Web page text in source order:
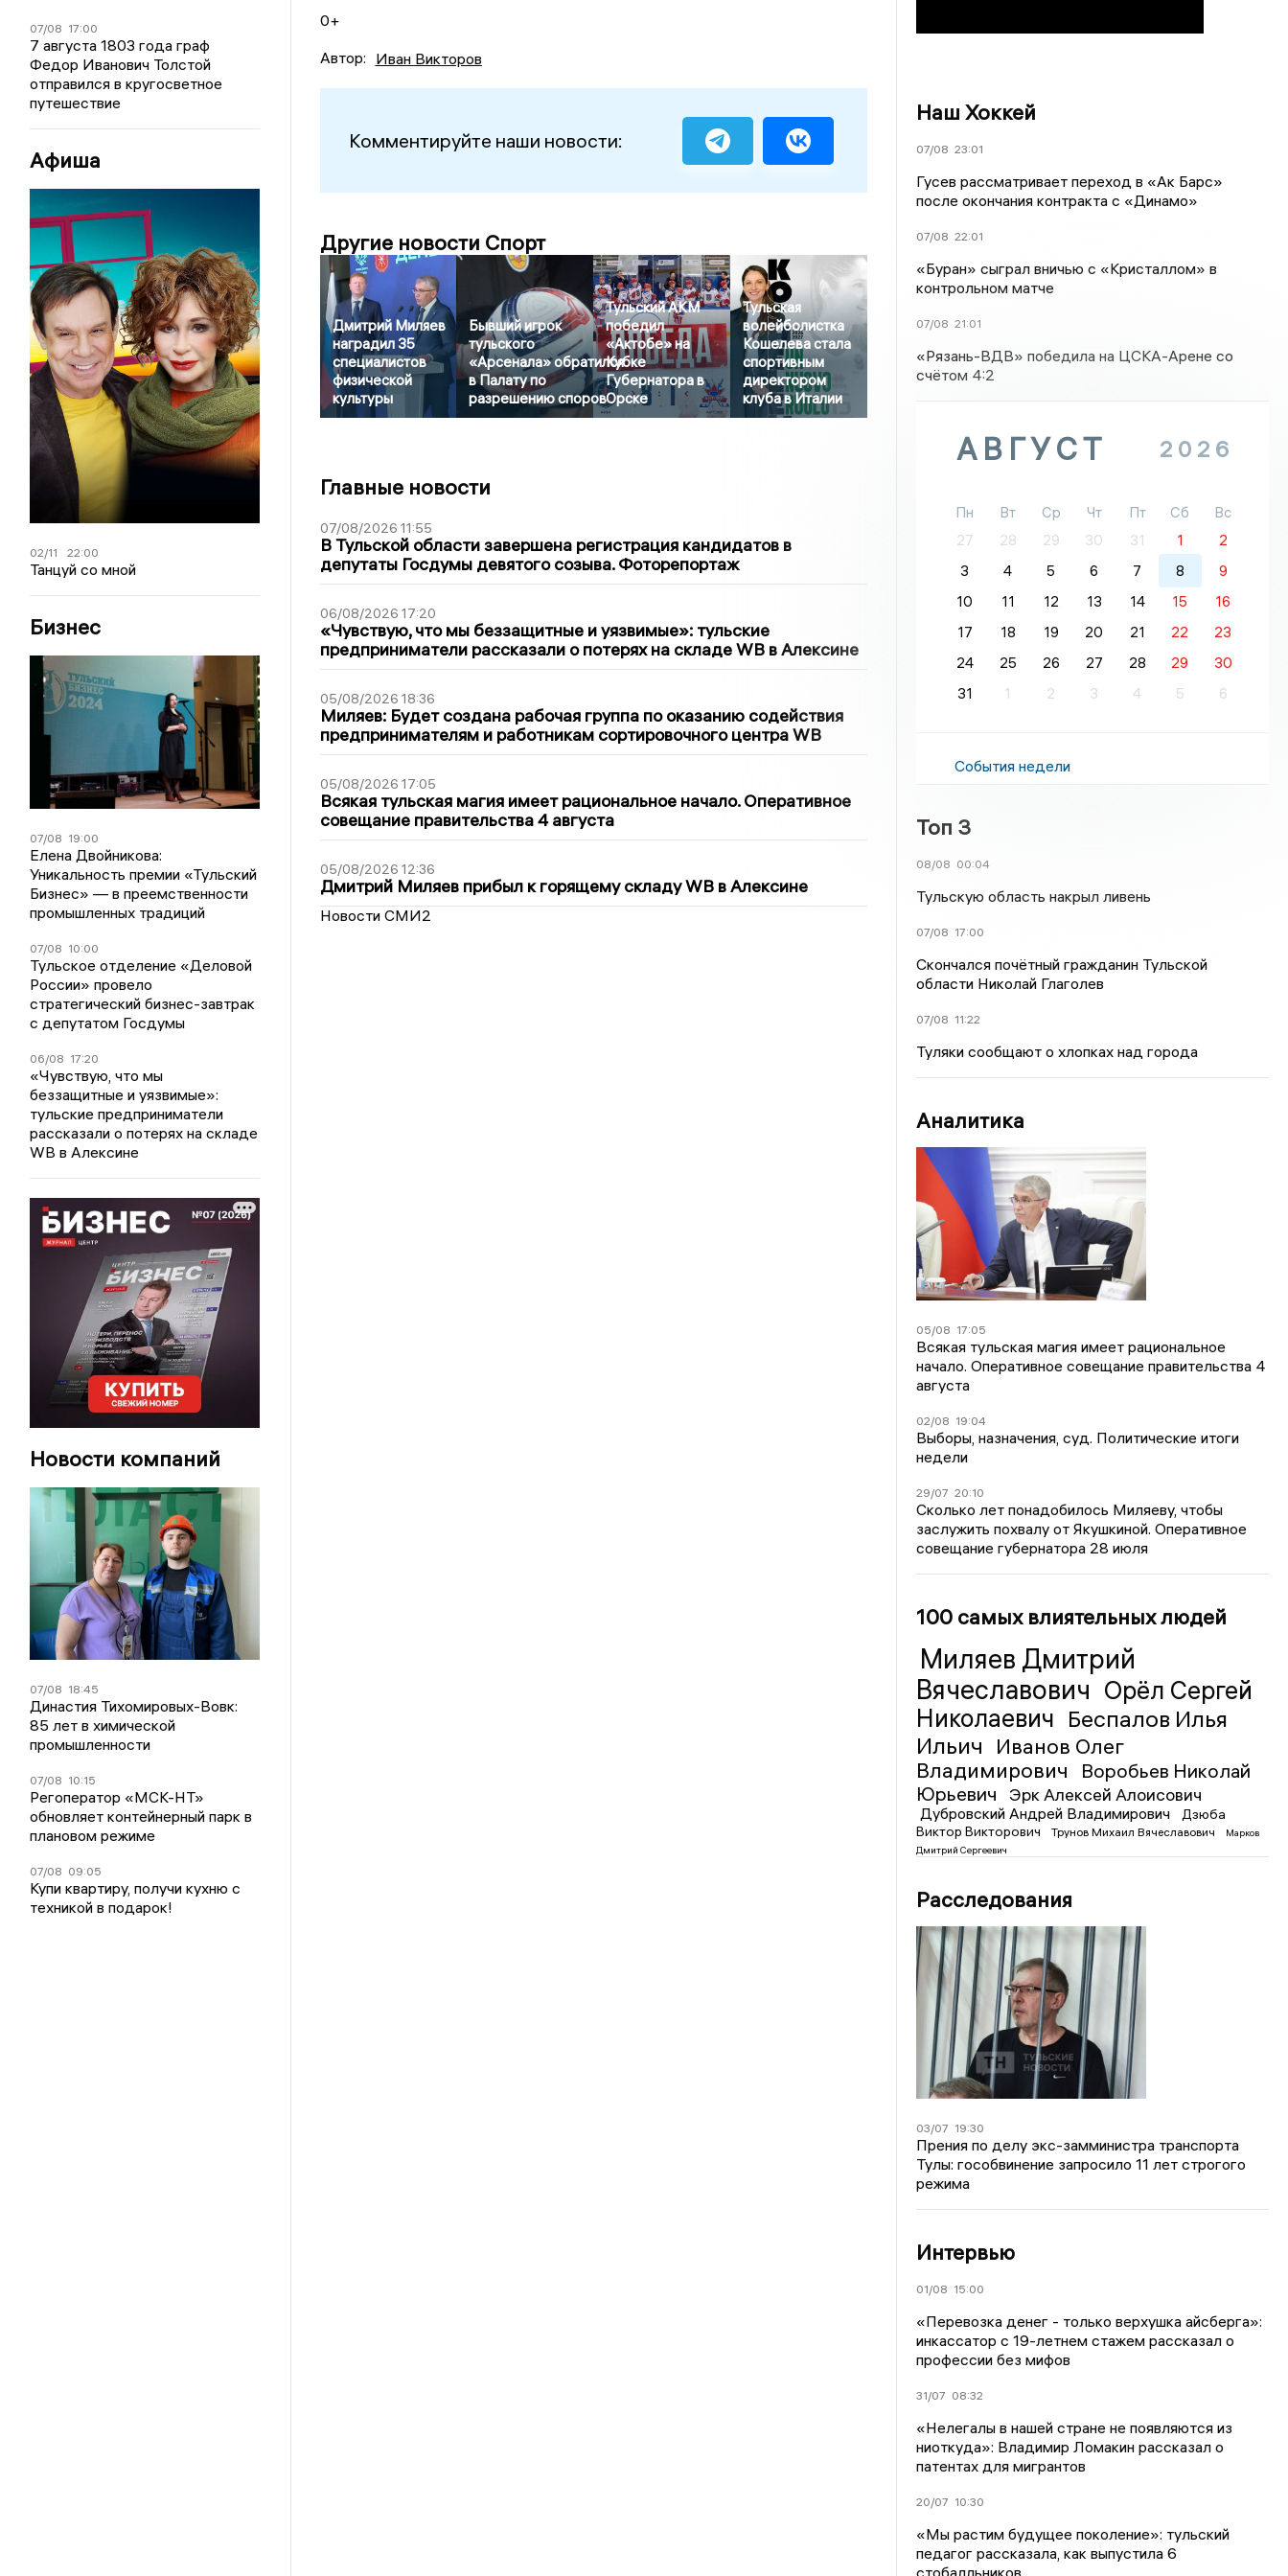
07/08 17:00
7 августа 1803 года граф
Федор Иванович Толстой
отправился в кругосветное
путешествие
Афиша
02/11 22:00
Танцуй со мной
Бизнес
07/08 19:00
Елена Двойникова:
Уникальность премии «Тульский
Бизнес» — в преемственности
промышленных традиций
07/08 10:00
Тульское отделение «Деловой
России» провело
стратегический бизнес-завтрак
с депутатом Госдумы
06/08 17:20
«Чувствую, что мы
беззащитные и уязвимые»:
тульские предприниматели
рассказали о потерях на складе
WB в Алексине
Новости компаний
07/08 18:45
Династия Тихомировых-Вовк:
85 лет в химической
промышленности
07/08 10:15
Регоператор «МСК-НТ»
обновляет контейнерный парк в
плановом режиме
07/08 09:05
Купи квартиру, получи кухню с
техникой в подарок!
0+
Автор: Иван Викторов
Комментируйте наши новости:
Другие новости Спорт
Дмитрий Миляев
наградил 35
специалистов
физической
культуры
Бывший игрок
тульского
«Арсенала» обратился
в Палату по
разрешению споров
Тульский АКМ
победил
«Актобе» на
Кубке
Губернатора в
Орске
Тульская
волейболистка
Кошелева стала
спортивным
директором
клуба в Италии
Главные новости
07/08/2026 11:55
В Тульской области завершена регистрация кандидатов в
депутаты Госдумы девятого созыва. Фоторепортаж
06/08/2026 17:20
«Чувствую, что мы беззащитные и уязвимые»: тульские
предприниматели рассказали о потерях на складе WB в Алексине
05/08/2026 18:36
Миляев: Будет создана рабочая группа по оказанию содействия
предпринимателям и работникам сортировочного центра WB
05/08/2026 17:05
Всякая тульская магия имеет рациональное начало. Оперативное
совещание правительства 4 августа
05/08/2026 12:36
Дмитрий Миляев прибыл к горящему складу WB в Алексине
Новости СМИ2
Наш Хоккей
07/08 23:01
Гусев рассматривает переход в «Ак Барс»
после окончания контракта с «Динамо»
07/08 22:01
«Буран» сыграл вничью с «Кристаллом» в
контрольном матче
07/08 21:01
«Рязань-ВДВ» победила на ЦСКА-Арене со
счётом 4:2
АВГУСТ 2026
Пн Вт Ср Чт Пт Сб
Вс
27
28 29 30 31 1
2
3
4 5 6 7 8
9
10
11 12 13 14 15
16
17
18 19 20 21 22
23
24
25 26 27 28 29
30
31
1 2 3 4 5 6
События недели
Топ 3
08/08 00:04
Тульскую область накрыл ливень
07/08 17:00
Скончался почётный гражданин Тульской
области Николай Глаголев
07/08 11:22
Туляки сообщают о хлопках над города
Аналитика
05/08 17:05
Всякая тульская магия имеет рациональное
начало. Оперативное совещание правительства 4
августа
02/08 19:04
Выборы, назначения, суд. Политические итоги
недели
29/07 20:10
Сколько лет понадобилось Миляеву, чтобы
заслужить похвалу от Якушкиной. Оперативное
совещание губернатора 28 июля
100 самых влиятельных людей
Миляев Дмитрий
Вячеславович Орёл Сергей
Николаевич Беспалов Илья
Ильич
Иванов Олег
Владимирович
Воробьев Николай
Юрьевич
Эрк Алексей Алоисович
Дубровский Андрей Владимирович
Дзюба
Виктор Викторович
Трунов Михаил Вячеславович
Марков
Дмитрий Сергеевич
Расследования
03/07 19:30
Прения по делу экс-замминистра транспорта
Тулы: гособвинение запросило 11 лет строгого
режима
Интервью
01/08 15:00
«Перевозка денег - только верхушка айсберга»:
инкассатор с 19-летнем стажем рассказал о
профессии без мифов
31/07 08:32
«Нелегалы в нашей стране не появляются из
ниоткуда»: Владимир Ломакин рассказал о
патентах для мигрантов
20/07 10:30
«Мы растим будущее поколение»: тульский
педагог рассказала, как выпустила 6
стобалльников